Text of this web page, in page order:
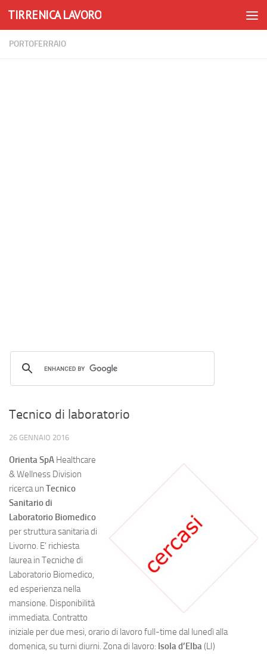
Skip to content
TIRRENICA LAVORO
PORTOFERRAIO
Tecnico di laboratorio
26 GENNAIO 2016
Orienta SpA Healthcare
& Wellness Division
ricerca un Tecnico
Sanitario di
Laboratorio Biomedico
per struttura sanitaria di
Livorno. E’ richiesta
laurea in Tecniche di
Laboratorio Biomedico,
ed esperienza nella
mansione. Disponibilità
immediata. Contratto
iniziale per due mesi, orario di lavoro full-time dal lunedì alla
domenica, su turni diurni. Zona di lavoro: Isola d’Elba(LI)